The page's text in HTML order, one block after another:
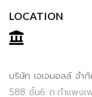
LOCATION
บริษัท เจเจมอลล์ จ
588 ชั้น6 ถ.กำแพง